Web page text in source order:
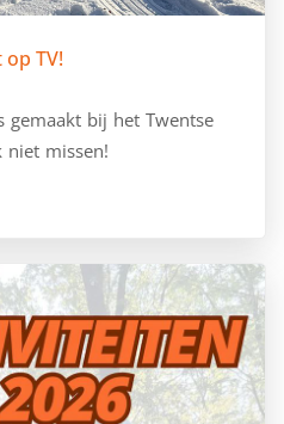
TV!
gemaakt bij het Twentse
niet missen!